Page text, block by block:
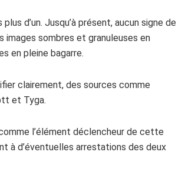
d’un. Jusqu’à présent, aucun signe de
sombres et granuleuses en
en pleine bagarre.
clairement, des sources comme
et Tyga.
l’élément déclencheur de cette
à d’éventuelles arrestations des deux